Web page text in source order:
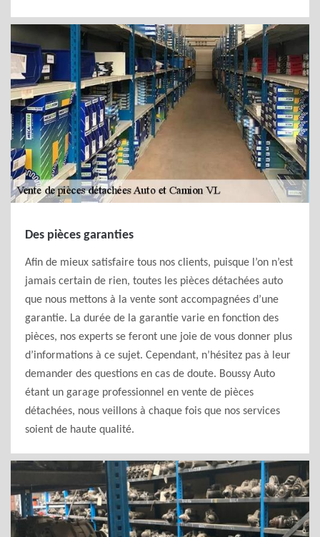
Des pièces garanties
Afin de mieux satisfaire tous nos clients, puisque l’on n’est
jamais certain de rien, toutes les pièces détachées auto
que nous mettons à la vente sont accompagnées d’une
garantie. La durée de la garantie varie en fonction des
pièces, nos experts se feront une joie de vous donner plus
d’informations à ce sujet. Cependant, n’hésitez pas à leur
demander des questions en cas de doute. Boussy Auto
étant un garage professionnel en vente de pièces
détachées, nous veillons à chaque fois que nos services
soient de haute qualité.